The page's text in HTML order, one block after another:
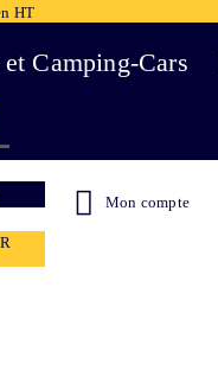
HT
Camping-Cars
Mon compte